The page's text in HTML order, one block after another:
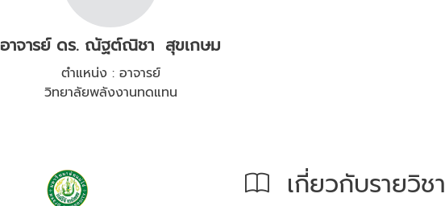
อาจารย์ ดร. ณัฐต์ณิชา สุขเกษม
ตำแหน่ง : อาจารย์
วิทยาลัยพลังงานทดแทน
เกี่ยวกับรายวิชา